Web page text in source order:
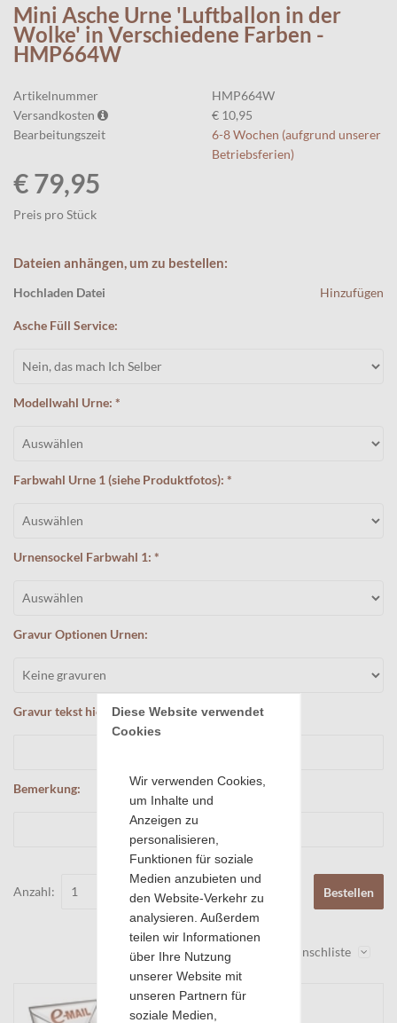
Mini Asche Urne 'Luftballon in der
Wolke' in Verschiedene Farben -
HMP664W
Artikelnummer
HMP664W
Versandkosten
€ 10,95
Bearbeitungszeit
6-8 Wochen (aufgrund unserer
Betriebsferien)
€ 79,95
Preis pro Stück
Dateien anhängen, um zu bestellen:
Hochladen Datei Hinzufügen
Asche Füll Service:
Modellwahl Urne: *
Farbwahl Urne 1 (siehe Produktfotos): *
Urnensockel Farbwahl 1: *
Gravur Optionen Urnen:
Gravur tekst hier Eingeben:
Bemerkung:
Anzahl: Bestellen
Wunschliste
Diese Website verwendet
Cookies
Wir verwenden Cookies,
um Inhalte und
Anzeigen zu
personalisieren,
Funktionen für soziale
Medien anzubieten und
den Website-Verkehr zu
analysieren. Außerdem
teilen wir Informationen
über Ihre Nutzung
unserer Website mit
unseren Partnern für
soziale Medien,